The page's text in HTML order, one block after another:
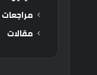
مراجعات
مقالات